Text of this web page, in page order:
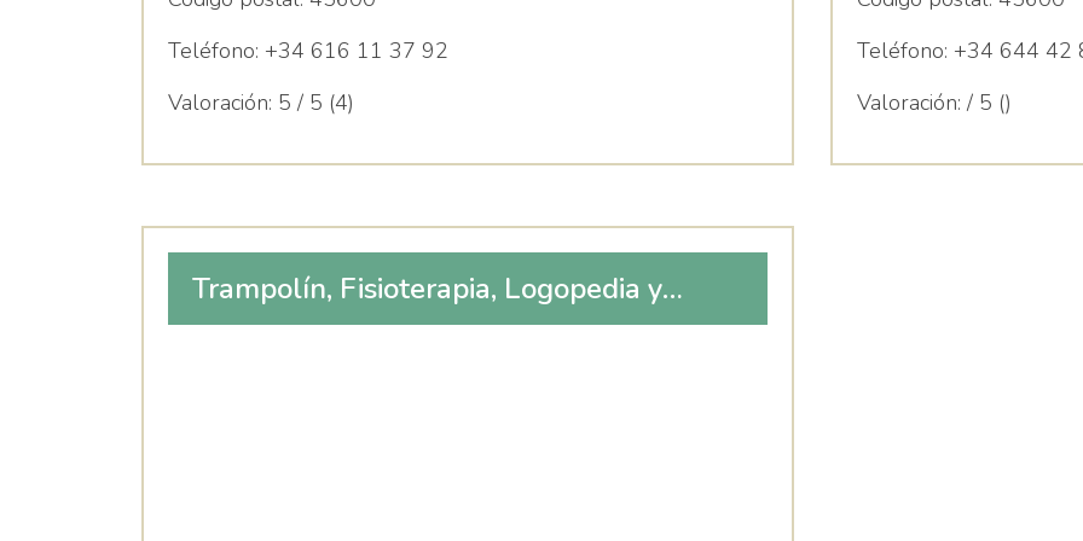
Teléfono: +34 616 11 37 92
Valoración: 5 / 5 (4)
Teléfono: +34 644 42
Valoración: / 5 ()
Trampolín, Fisioterapia, Logopedia y